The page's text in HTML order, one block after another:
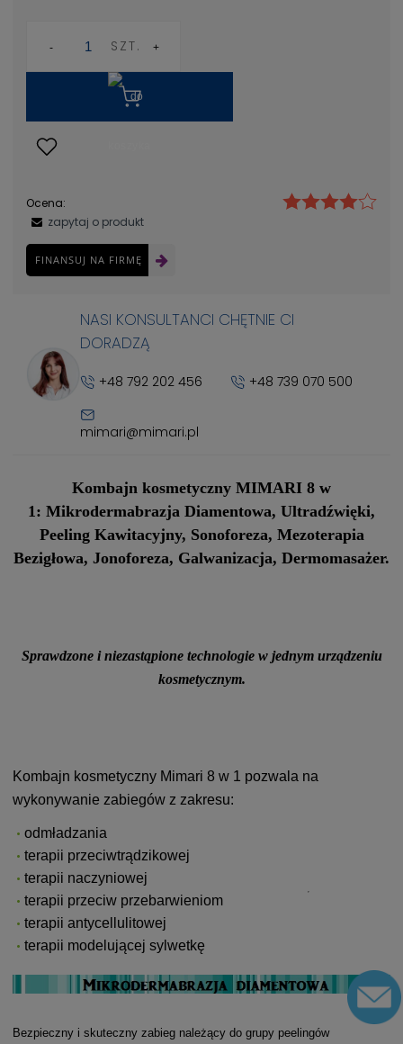
SZT.
Ocena:
zapytaj o produkt
FINANSUJ NA FIRMĘ
NASI KONSULTANCI CHĘTNIE CI
DORADZĄ
+48 792 202 456 +48 739 070 500
mimari@mimari.pl
Kombajn kosmetyczny MIMARI 8 w
1: Mikrodermabrazja Diamentowa, Ultradźwięki,
Peeling Kawitacyjny, Sonoforeza, Mezoterapia
Bezigłowa, Jonoforeza, Galwanizacja, Dermomasażer.
Sprawdzone i niezastąpione technologie w jednym urządzeniu
kosmetycznym.
Kombajn kosmetyczny Mimari 8 w 1 pozwala na
wykonywanie zabiegów z zakresu:
odmładzania
terapii przeciwtrądzikowej
terapii naczyniowej
terapii przeciw przebarwieniom
terapii antycellulitowej
terapii modelującej sylwetkę
Bezpieczny i skuteczny zabieg należący do grupy peelingów